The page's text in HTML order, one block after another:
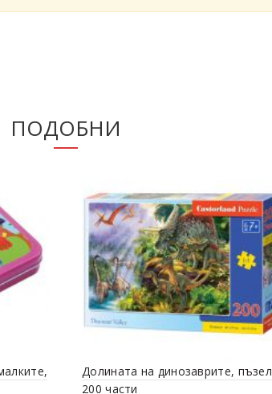
ПОДОБНИ
Долината на динозаврите, пъзел
200 части